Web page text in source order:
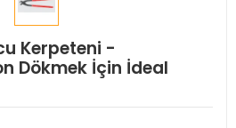
Kerpeteni -
Dökmek İçin İdeal